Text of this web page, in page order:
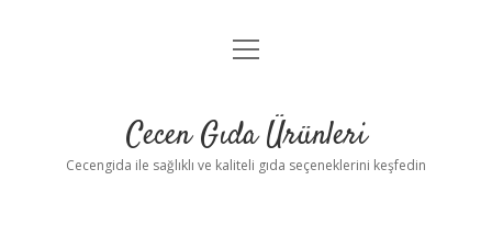
Anasayfa
Yasal Uyarı
menüyü
Cecen Gıda Ürünleri
Cecengida ile sağlıklı ve kaliteli gıda seçeneklerini keşfedin